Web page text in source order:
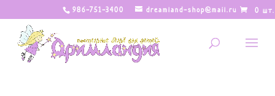
986-751-3400 dreamland-shop@mail.ru 0 шт.